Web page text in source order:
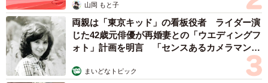
山岡 もと子
両親は「東京キッド」の看板役者 ライダー演
じた42歳元俳優が再婚妻との「ウエディングフ
ォト」計画を明言 「センスあるカメラマン求
まいどなトピック